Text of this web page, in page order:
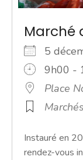
Marché
5
9h00 -
Place
Marchés
Instauré en
rendez-vous